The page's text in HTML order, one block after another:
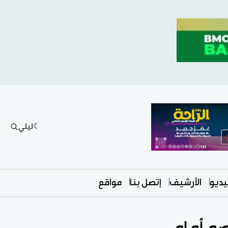
ليلي
الأرشيف إتصل بنا مواقع